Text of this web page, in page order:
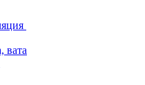
вата